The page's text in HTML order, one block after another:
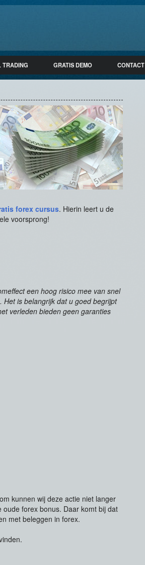
TRADING GRATIS DEMO CONTACT
forex cursus. Hierin leert u de
voorsprong!
een hoog risico mee van snel
is belangrijk dat u goed begrijpt
verleden bieden geen garanties
kunnen wij deze actie niet langer
forex bonus. Daar komt bij dat
met beleggen in forex.